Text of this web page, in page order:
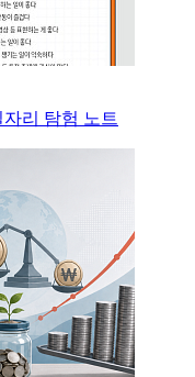
자리 탐험 노트